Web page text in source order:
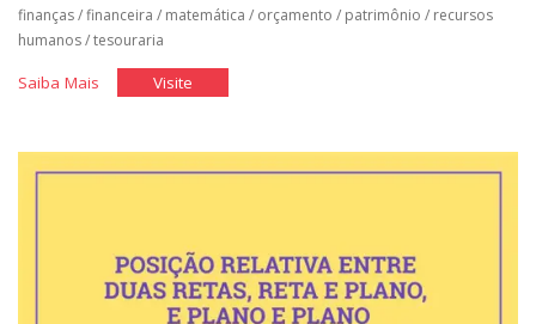
finanças/financeira / matemática / orçamento / patrimônio / recursos
humanos/tesouraria
Saiba Mais"As
Organização"
Visite"As
Organização"